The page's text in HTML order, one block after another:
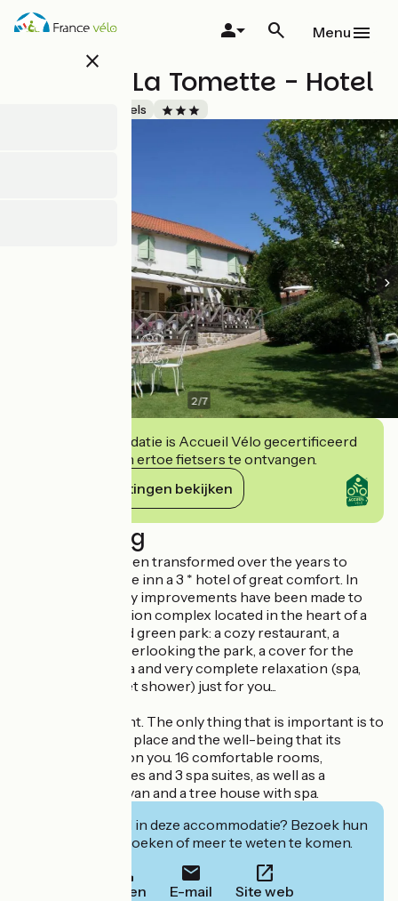
Overslaan
en
close
Menu
Auberge La Tomette - Hotel
Hotels
2/7
Deze accommodatie is Accueil Vélo gecertificeerd
en verbindt zich ertoe fietsers te ontvangen.
Haar verplichtingen bekijken
Beschrijving
This house has been transformed over the years to
make a small village inn a 3 * hotel of great comfort. In
recent years, many improvements have been made to
this pretty relaxation complex located in the heart of a
huge flowered and green park: a cozy restaurant, a
shaded terrace overlooking the park, a cover for the
pool, a fitness area and very complete relaxation (spa,
sauna, hammam, jet shower) just for you...
Here, no constraint. The only thing that is important is to
enjoy this magical place and the well-being that its
comfort lavishes on you. 16 comfortable rooms,
including 3 duplexes and 3 spa suites, as well as a
comfortable caravan and a tree house with spa.
Geïnteresseerd in deze accommodatie? Bezoek hun
website om te boeken of meer te weten te komen.
Bellen E-mail Site web